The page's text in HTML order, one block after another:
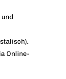
Online-